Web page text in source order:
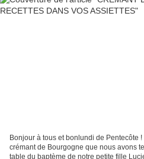
Bonjour à tous et bonlundi de Pentecôte
crémant de Bourgogne que nous avons
table du baptème de notre petite fille